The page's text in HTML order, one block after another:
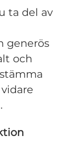
ta del av
generös
och